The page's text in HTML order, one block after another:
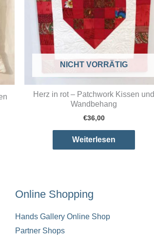
NICHT VORRÄTIG
Herz in rot – Patchwork Kissen und
Wandbehang
€36,00
Weiterlesen
Online Shopping
Hands Gallery Online Shop
Partner Shops